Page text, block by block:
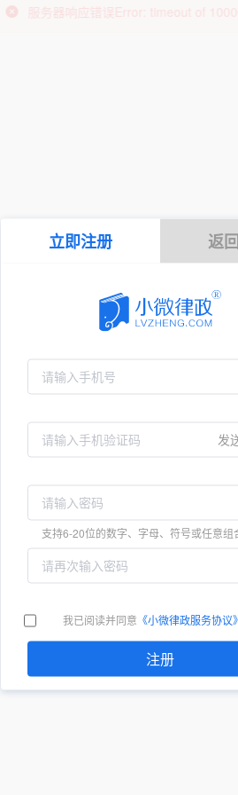
立即注册 返
发
支持6-20位的数字、字母、符号或任意组
我已阅读并同意 《小微律政服务协议》
注册